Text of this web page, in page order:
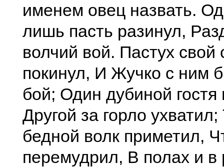
именем овец назвать.
лишь пасть разинул,
волчий вой. Пастух свой
покинул, И Жучко с ним
бой; Один дубиной гостя
Другой за горло
бедной волк приметил,
перемудрил, В полах и в